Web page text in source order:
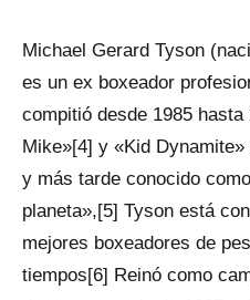
Michael Gerard Tyson
es un ex boxeador
compitió desde 1985 hasta
Mike»[4] y «Kid
y más tarde conocido
planeta»,[5] Tyson está
mejores boxeadores de
tiempos[6] Reinó como